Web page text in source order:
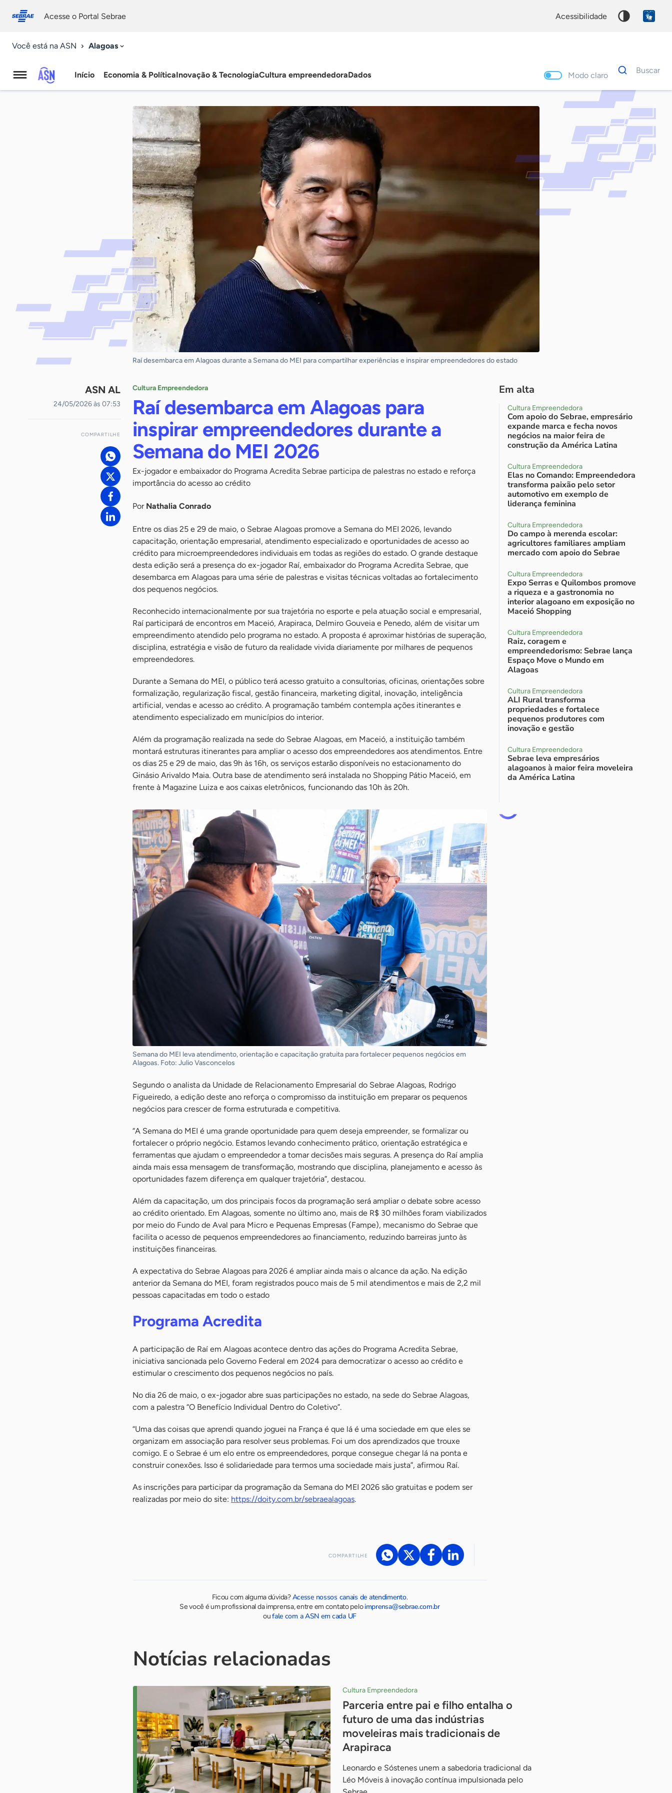
conosco
Acesse o Portal Sebrae acessibilidade
Você está na ASN Alagoas
Agência
Início Economia & PolíticaInovação & TecnologiaCultura empreendedoraDados Modo claro
Dados
para
Buscar
Palavra
chave
Raí desembarca em Alagoas durante a Semana do MEI para compartilhar experiências e inspirar empreendedores do estado
ASN AL
24/05/2026 às 07:53
COMPARTILHE
Cultura Empreendedora
Raí desembarca em Alagoas para
inspirar empreendedores durante a
Semana do MEI 2026
Ex-jogador e embaixador do Programa Acredita Sebrae participa de palestras no estado e reforça
importância do acesso ao crédito
Por Nathalia Conrado
Entre os dias 25 e 29 de maio, o Sebrae Alagoas promove a Semana do MEI 2026, levando
capacitação, orientação empresarial, atendimento especializado e oportunidades de acesso ao
crédito para microempreendedores individuais em todas as regiões do estado. O grande destaque
desta edição será a presença do ex-jogador Raí, embaixador do Programa Acredita Sebrae, que
desembarca em Alagoas para uma série de palestras e visitas técnicas voltadas ao fortalecimento
dos pequenos negócios.
Reconhecido internacionalmente por sua trajetória no esporte e pela atuação social e empresarial,
Raí participará de encontros em Maceió, Arapiraca, Delmiro Gouveia e Penedo, além de visitar um
empreendimento atendido pelo programa no estado. A proposta é aproximar histórias de superação,
disciplina, estratégia e visão de futuro da realidade vivida diariamente por milhares de pequenos
empreendedores.
Durante a Semana do MEI, o público terá acesso gratuito a consultorias, oficinas, orientações sobre
formalização, regularização fiscal, gestão financeira, marketing digital, inovação, inteligência
artificial, vendas e acesso ao crédito. A programação também contempla ações itinerantes e
atendimento especializado em municípios do interior.
Além da programação realizada na sede do Sebrae Alagoas, em Maceió, a instituição também
montará estruturas itinerantes para ampliar o acesso dos empreendedores aos atendimentos. Entre
os dias 25 e 29 de maio, das 9h às 16h, os serviços estarão disponíveis no estacionamento do
Ginásio Arivaldo Maia. Outra base de atendimento será instalada no Shopping Pátio Maceió, em
frente à Magazine Luiza e aos caixas eletrônicos, funcionando das 10h às 20h.
Semana do MEI leva atendimento, orientação e capacitação gratuita para fortalecer pequenos negócios em
Alagoas. Foto: Julio Vasconcelos
Segundo o analista da Unidade de Relacionamento Empresarial do Sebrae Alagoas, Rodrigo
Figueiredo, a edição deste ano reforça o compromisso da instituição em preparar os pequenos
negócios para crescer de forma estruturada e competitiva.
“A Semana do MEI é uma grande oportunidade para quem deseja empreender, se formalizar ou
fortalecer o próprio negócio. Estamos levando conhecimento prático, orientação estratégica e
ferramentas que ajudam o empreendedor a tomar decisões mais seguras. A presença do Raí amplia
ainda mais essa mensagem de transformação, mostrando que disciplina, planejamento e acesso às
oportunidades fazem diferença em qualquer trajetória”, destacou.
Além da capacitação, um dos principais focos da programação será ampliar o debate sobre acesso
ao crédito orientado. Em Alagoas, somente no último ano, mais de R$ 30 milhões foram viabilizados
por meio do Fundo de Aval para Micro e Pequenas Empresas (Fampe), mecanismo do Sebrae que
facilita o acesso de pequenos empreendedores ao financiamento, reduzindo barreiras junto às
instituições financeiras.
A expectativa do Sebrae Alagoas para 2026 é ampliar ainda mais o alcance da ação. Na edição
anterior da Semana do MEI, foram registrados pouco mais de 5 mil atendimentos e mais de 2,2 mil
pessoas capacitadas em todo o estado
Programa Acredita
A participação de Raí em Alagoas acontece dentro das ações do Programa Acredita Sebrae,
iniciativa sancionada pelo Governo Federal em 2024 para democratizar o acesso ao crédito e
estimular o crescimento dos pequenos negócios no país.
No dia 26 de maio, o ex-jogador abre suas participações no estado, na sede do Sebrae Alagoas,
com a palestra “O Benefício Individual Dentro do Coletivo”.
“Uma das coisas que aprendi quando joguei na França é que lá é uma sociedade em que eles se
organizam em associação para resolver seus problemas. Foi um dos aprendizados que trouxe
comigo. E o Sebrae é um elo entre os empreendedores, porque consegue chegar lá na ponta e
construir conexões. Isso é solidariedade para termos uma sociedade mais justa”, afirmou Raí.
As inscrições para participar da programação da Semana do MEI 2026 são gratuitas e podem ser
realizadas por meio do site: https://doity.com.br/sebraealagoas.
COMPARTILHE
Ficou com alguma dúvida?Acesse nossos canais de atendimento.
Se você é um profissional da imprensa, entre em contato peloimprensa@sebrae.com.br
oufale com a ASN em cada UF
Em alta
Cultura Empreendedora
Com apoio do Sebrae, empresário
expande marca e fecha novos
negócios na maior feira de
construção da América Latina
Cultura Empreendedora
Elas no Comando: Empreendedora
transforma paixão pelo setor
automotivo em exemplo de
liderança feminina
Cultura Empreendedora
Do campo à merenda escolar:
agricultores familiares ampliam
mercado com apoio do Sebrae
Cultura Empreendedora
Expo Serras e Quilombos promove
a riqueza e a gastronomia no
interior alagoano em exposição no
Maceió Shopping
Cultura Empreendedora
Raiz, coragem e
empreendedorismo: Sebrae lança
Espaço Move o Mundo em
Alagoas
Cultura Empreendedora
ALI Rural transforma
propriedades e fortalece
pequenos produtores com
inovação e gestão
Cultura Empreendedora
Sebrae leva empresários
alagoanos à maior feira moveleira
da América Latina
Notícias relacionadas
Cultura Empreendedora
Parceria entre pai e filho entalha o
futuro de uma das indústrias
moveleiras mais tradicionais de
Arapiraca
Leonardo e Sóstenes unem a sabedoria tradicional da
Léo Móveis à inovação contínua impulsionada pelo